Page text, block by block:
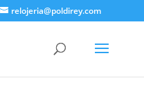
relojeria@poldirey.com